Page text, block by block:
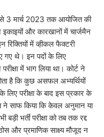
से 3 मार्च 2023 तक आयोजित की
और कारखानों में चार्जमैन
में व्हीकल फैक्टरी
थे। इन पदों के लिए
में भाग लिया था। कोर्ट ने
है कि कुछ असफल अभ्यर्थियों
लिए परीक्षा के बाद इस प्रकार के
साफ किया कि केवल अनुमान या
भर्ती परीक्षा को तब तक रद्द
और प्रमाणिक साक्ष्य मौजूद न